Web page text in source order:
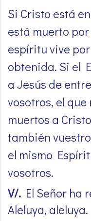
Si Cristo está
está muerto
espíritu vive
obtenida. Si el
a Jesús de
vosotros, el
muertos a
también
el mismo
vosotros.
V/. El Señor ha
Aleluya, aleluya.